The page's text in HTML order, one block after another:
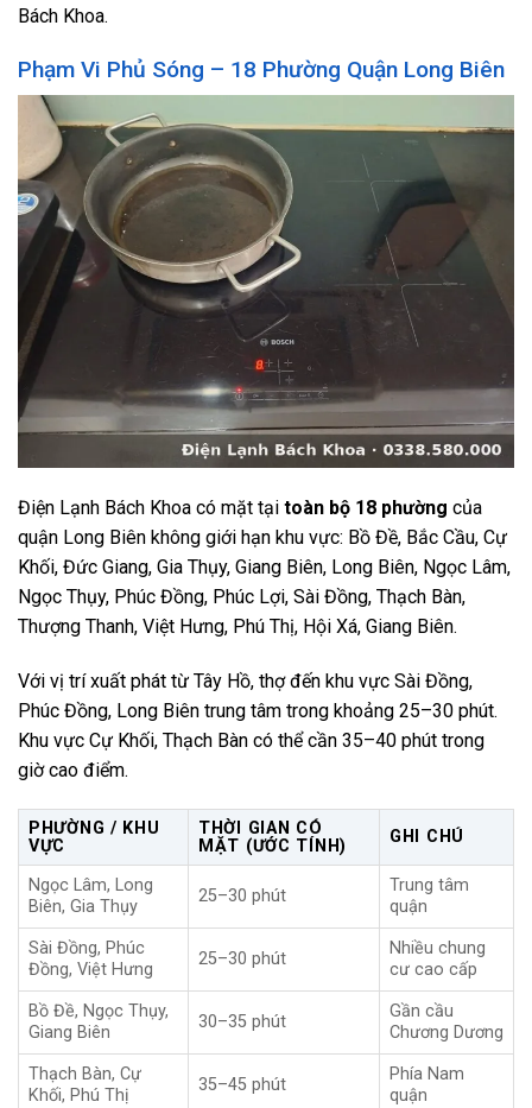
Bách Khoa.
Phạm Vi Phủ Sóng – 18 Phường Quận Long Biên
Điện Lạnh Bách Khoa có mặt tại toàn bộ 18 phường của
quận Long Biên không giới hạn khu vực: Bồ Đề, Bắc Cầu, Cự
Khối, Đức Giang, Gia Thụy, Giang Biên, Long Biên, Ngọc Lâm,
Ngọc Thụy, Phúc Đồng, Phúc Lợi, Sài Đồng, Thạch Bàn,
Thượng Thanh, Việt Hưng, Phú Thị, Hội Xá, Giang Biên.
Với vị trí xuất phát từ Tây Hồ, thợ đến khu vực Sài Đồng,
Phúc Đồng, Long Biên trung tâm trong khoảng 25–30 phút.
Khu vực Cự Khối, Thạch Bàn có thể cần 35–40 phút trong
giờ cao điểm.
PHƯỜNG / KHU
VỰC
THỜI GIAN CÓ
MẶT (ƯỚC TÍNH)
GHI CHÚ
Ngọc Lâm, Long
Biên, Gia Thụy
25–30 phút
Trung tâm
quận
Sài Đồng, Phúc
Đồng, Việt Hưng
25–30 phút
Nhiều chung
cư cao cấp
Bồ Đề, Ngọc Thụy,
Giang Biên
30–35 phút
Gần cầu
Chương Dương
Thạch Bàn, Cự
Khối, Phú Thị
35–45 phút
Phía Nam
quận